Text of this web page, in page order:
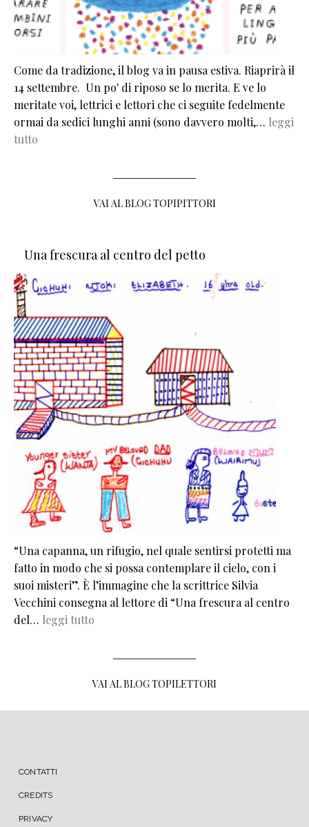
Come da tradizione, il blog va in pausa estiva. Riaprirà il
14 settembre. Un po' di riposo se lo merita. E ve lo
meritate voi, lettrici e lettori che ci seguite fedelmente
ormai da sedici lunghi anni (sono davvero molti,… leggi
tutto
VAI AL BLOG TOPIPITTORI
Una frescura al centro del petto
“Una capanna, un rifugio, nel quale sentirsi protetti ma
fatto in modo che si possa contemplare il cielo, con i
suoi misteri”. È l’immagine che la scrittrice Silvia
Vecchini consegna al lettore di “Una frescura al centro
del… leggi tutto
VAI AL BLOG TOPILETTORI
MENU FOOTER
CONTATTI
CREDITS
PRIVACY